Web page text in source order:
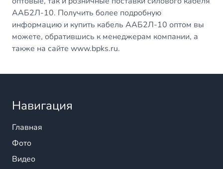
ААБ2Л-10. Получить более подробную
информацию и купить кабель ААБ2Л-10 оптом вы
можете, обратившись к менеджерам компании, а
также на сайте www.bpks.ru.
Навигация
Главная
Фото
Видео